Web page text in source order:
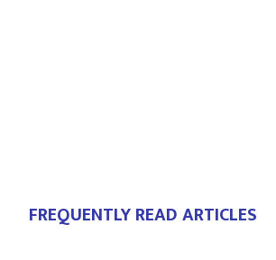
FREQUENTLY READ ARTICLES